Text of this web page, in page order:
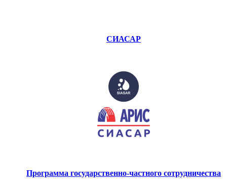
СИАСАР
Программа государственно-частного сотрудничества